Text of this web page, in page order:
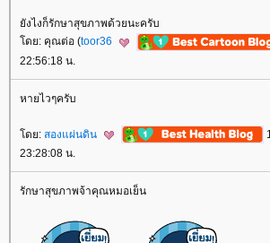
ังไงก็รักษาสุขภาพด้วยนะครับ
ดย: คุณต่อ (toor36
22:56:18 น.
หายไวๆครับ
ดย: สองแผ่นดิน
23:28:08 น.
รักษาสุขภาพจ้าคุณหมอเย็น